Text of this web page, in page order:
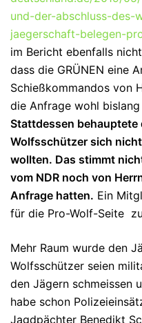
und-der-abschluss-des-
jaegerschaft-belegen-
im Bericht ebenfalls
dass die GRÜNEN eine
Schießkommandos von
die Anfrage wohl
Stattdessen behauptete
Wolfsschützer sich
wollten. Das stimmt
vom NDR noch von
Anfrage hatten. Ein
für die Pro-Wolf-Seite
Mehr Raum wurde den
Wolfsschützer seien
den Jägern schmeissen
habe schon
Jagdpächter Benedikt